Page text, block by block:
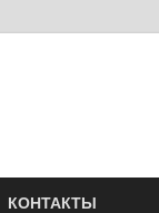
КОНТАКТЫ